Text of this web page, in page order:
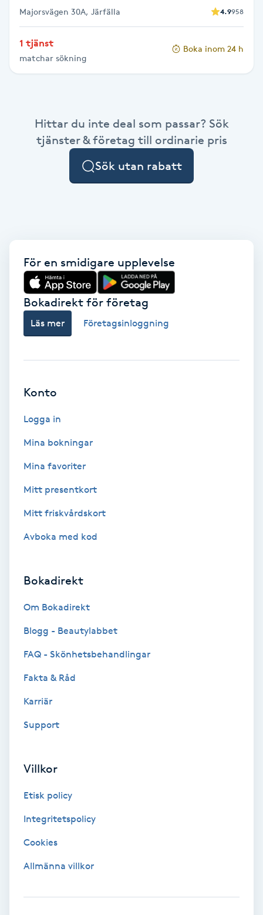
Celluliter
Coachning
Cryoterapi
Enzympeeling
Extensions
Eyeliner-tatuering
Faceliftmassage
Fet hårbotten
Fettreducering
Fotmassage
Fotvård
Fransar
Fransborttagning
Fransfärgning
Fransförlängning
Fransförlängning Megavolym
Majorsvägen 30A, Järfälla 4.9958
1 tjänst
matchar sökning
Boka inom 24 h
Hittar du inte deal som passar? Sök
tjänster & företag till ordinarie pris
Sök utan rabatt
För en smidigare upplevelse
Bokadirekt för företag
Läs mer Företagsinloggning
Konto
Logga in
Mina bokningar
Mina favoriter
Mitt presentkort
Mitt friskvårdskort
Avboka med kod
Bokadirekt
Om Bokadirekt
Blogg - Beautylabbet
FAQ - Skönhetsbehandlingar
Fakta & Råd
Karriär
Support
Villkor
Etisk policy
Integritetspolicy
Cookies
Allmänna villkor